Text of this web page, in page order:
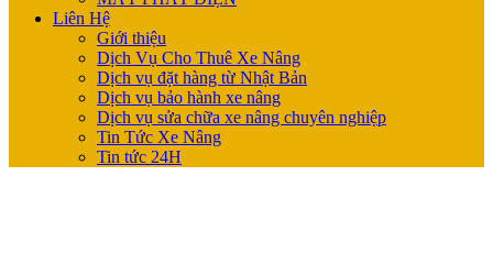
Liên Hệ
Giới thiệu
Dịch Vụ Cho Thuê Xe Nâng
Dịch vụ đặt hàng từ Nhật Bản
Dịch vụ bảo hành xe nâng
Dịch vụ sửa chữa xe nâng chuyên nghiệp
Tin Tức Xe Nâng
Tin tức 24H